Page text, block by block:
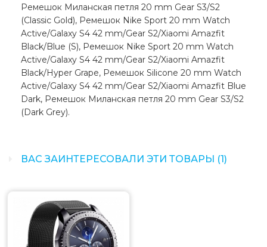
Ремешок Миланская петля 20 mm Gear S3/S2
(Classic Gold), Ремешок Nike Sport 20 mm Watch
Active/Galaxy S4 42 mm/Gear S2/Xiaomi Amazfit
Black/Blue (S), Ремешок Nike Sport 20 mm Watch
Active/Galaxy S4 42 mm/Gear S2/Xiaomi Amazfit
Black/Hyper Grape, Ремешок Silicone 20 mm Watch
Active/Galaxy S4 42 mm/Gear S2/Xiaomi Amazfit Blue
Dark, Ремешок Миланская петля 20 mm Gear S3/S2
(Dark Grey).
ВАС ЗАИНТЕРЕСОВАЛИ ЭТИ ТОВАРЫ (1)